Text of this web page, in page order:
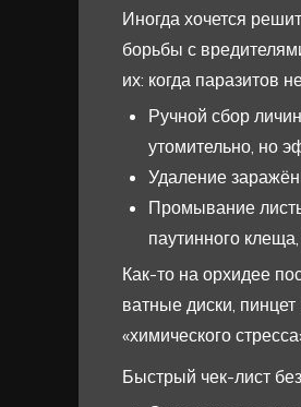
Иногда хочется
борьбы с
их: когда паразитов
Ручной сбор
утомительно, но
Удаление
Промывание
паутинного
Как-то на орхидее
ватные диски,
«химического
Быстрый чек-лист